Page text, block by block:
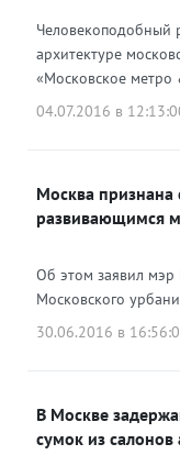
Человекоподобный
архитектуре
«Московское метро
04.07.2016 в
Москва
развивающимся
Об этом заявил
Московского
30.06.2016 в
В Москве
сумок из